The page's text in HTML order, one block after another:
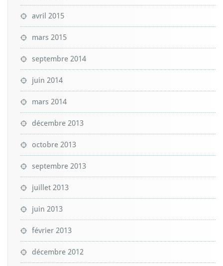
avril 2015
mars 2015
septembre 2014
juin 2014
mars 2014
décembre 2013
octobre 2013
septembre 2013
juillet 2013
juin 2013
février 2013
décembre 2012